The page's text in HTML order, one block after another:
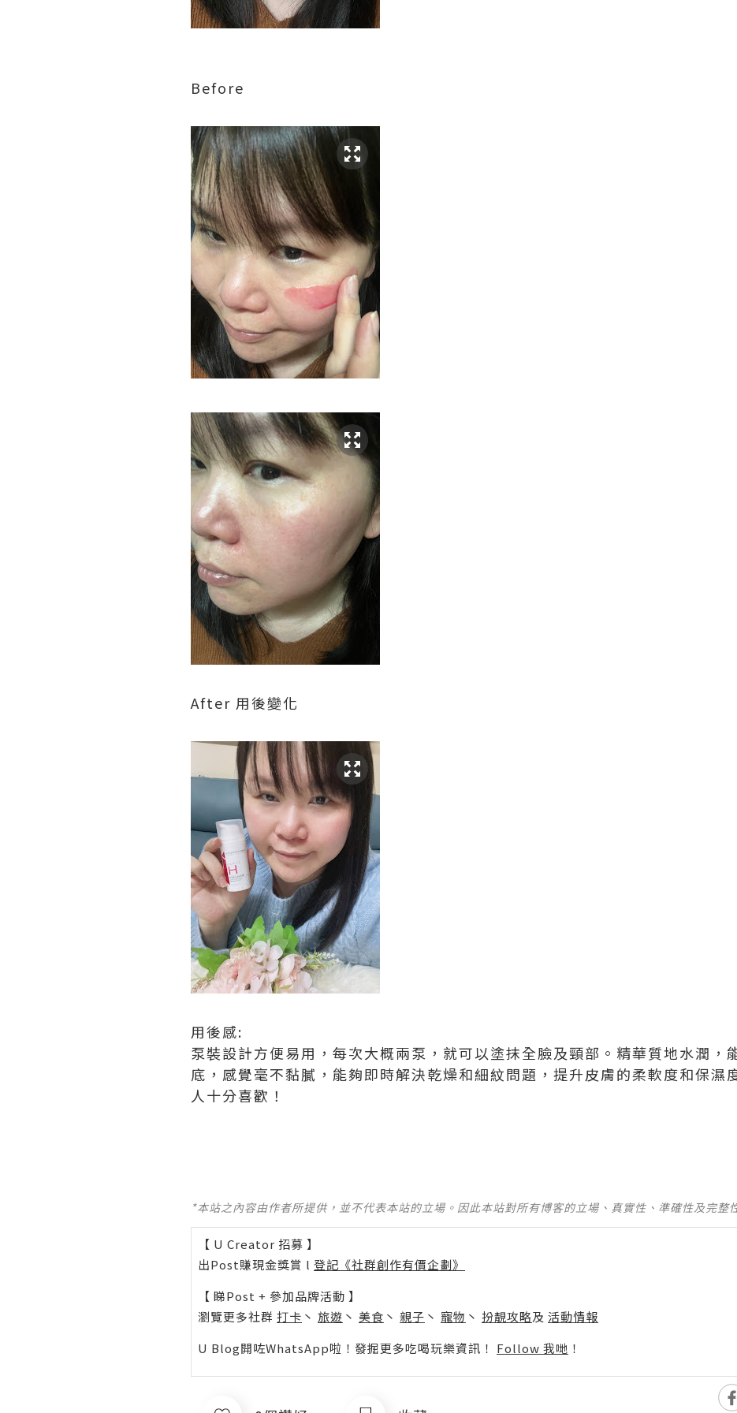
Before
After 用後變化
用後感:
泵裝設計方便易用，每次大概兩泵，就可以塗抹全臉及頸部。精華質地水潤，
底，感覺毫不黏膩，能夠即時解決乾燥和細紋問題，提升皮膚的柔軟度和保濕
人十分喜歡！
*本站之內容由作者所提供，並不代表本站的立場。因此本站對所有博客的立場、真實性、準確性及完整
【 U Creator 招募 】
出Post賺現金獎賞 l 登記《社群創作有價企劃》
【 睇Post + 參加品牌活動 】
瀏覽更多社群 打卡 丶 旅遊 丶 美食 丶 親子 丶 寵物 丶 扮靚攻略及 活動情報
U Blog開咗WhatsApp啦！發掘更多吃喝玩樂資訊！ Follow 我哋 ！